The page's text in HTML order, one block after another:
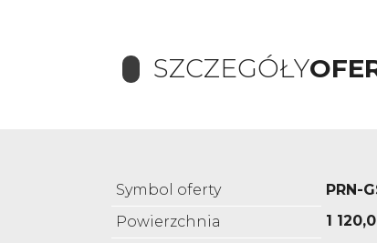
SZCZEGÓŁY
Symbol oferty
PRN-
Powierzchnia
1